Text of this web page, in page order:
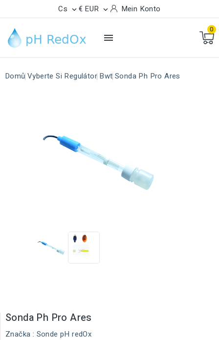
Cs  € EUR  Mein Konto

0
Domů Vyberte Si Regulátor Bwt Sonda Ph Pro Ares
Sonda Ph Pro Ares
Značka : Sonde pH redOx